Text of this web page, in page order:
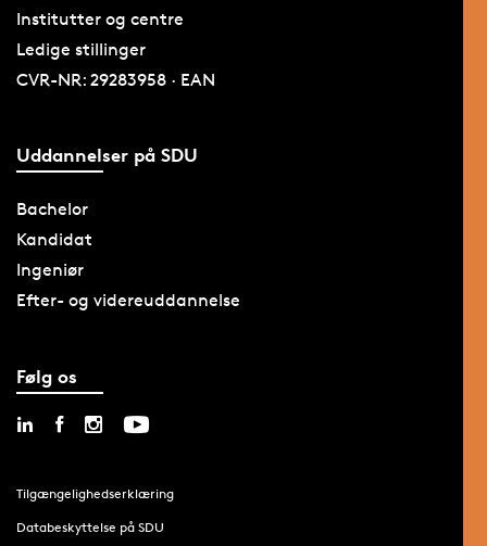
Institutter og centre
Ledige stillinger
CVR-NR: 29283958 · EAN
Uddannelser på SDU
Bachelor
Kandidat
Ingeniør
Efter- og videreuddannelse
Følg os
Tilgængelighedserklæring
Databeskyttelse på SDU